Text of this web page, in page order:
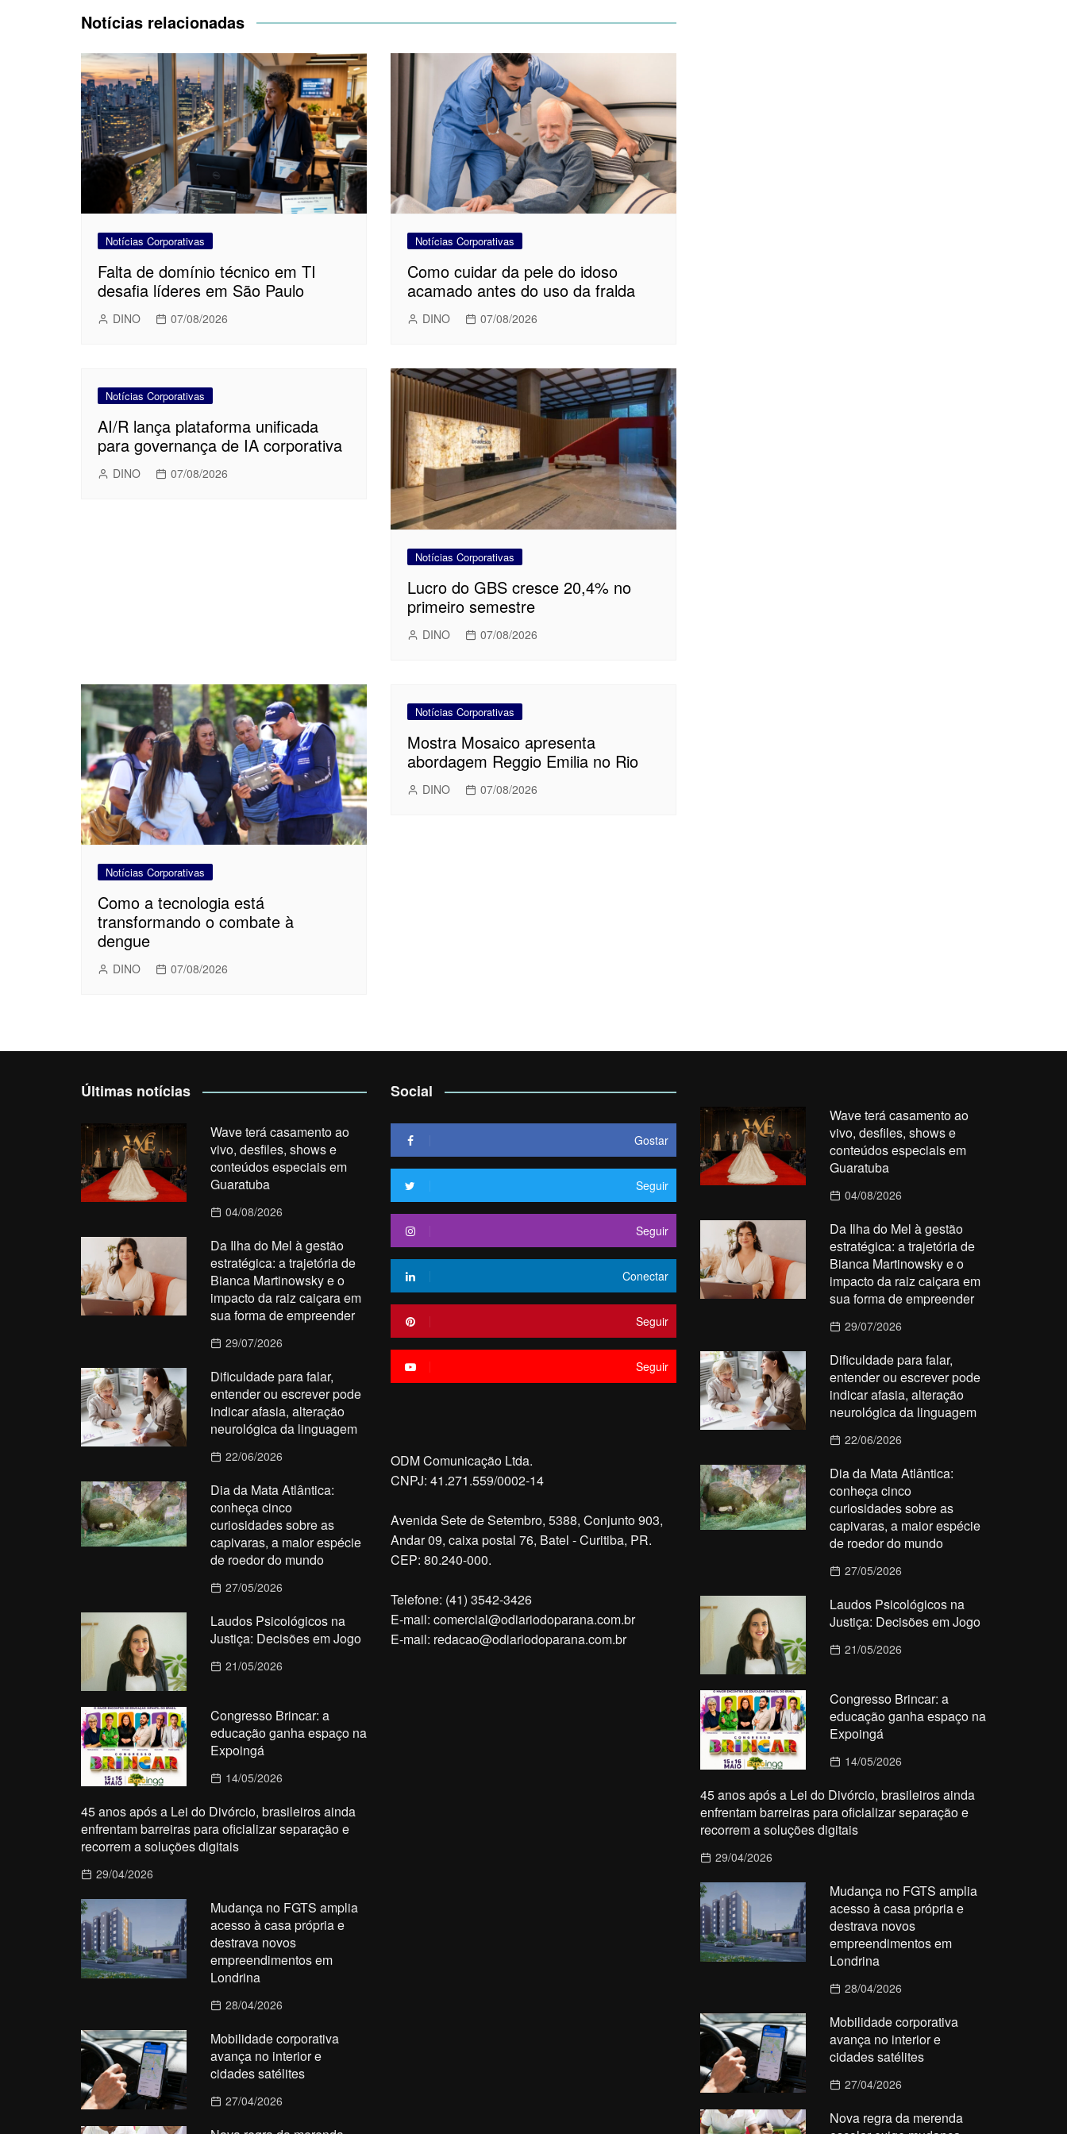
Post
Notícias relacionadas
Notícias Corporativas
Falta de domínio técnico em TI
desafia líderes em São Paulo
DINO 07/08/2026
Notícias Corporativas
Como cuidar da pele do idoso
acamado antes do uso da fralda
DINO 07/08/2026
Notícias Corporativas
AI/R lança plataforma unificada
para governança de IA corporativa
DINO 07/08/2026
Notícias Corporativas
Lucro do GBS cresce 20,4% no
primeiro semestre
DINO 07/08/2026
Notícias Corporativas
Como a tecnologia está
transformando o combate à
dengue
DINO 07/08/2026
Notícias Corporativas
Mostra Mosaico apresenta
abordagem Reggio Emilia no Rio
DINO 07/08/2026
Últimas notícias
Wave terá casamento ao
vivo, desfiles, shows e
conteúdos especiais em
Guaratuba
04/08/2026
Da Ilha do Mel à gestão
estratégica: a trajetória de
Bianca Martinowsky e o
impacto da raiz caiçara em
sua forma de empreender
29/07/2026
Dificuldade para falar,
entender ou escrever pode
indicar afasia, alteração
neurológica da linguagem
22/06/2026
Dia da Mata Atlântica:
conheça cinco
curiosidades sobre as
capivaras, a maior espécie
de roedor do mundo
27/05/2026
Laudos Psicológicos na
Justiça: Decisões em Jogo
21/05/2026
Congresso Brincar: a
educação ganha espaço na
Expoingá
14/05/2026
45 anos após a Lei do Divórcio, brasileiros ainda
enfrentam barreiras para oficializar separação e
recorrem a soluções digitais
29/04/2026
Mudança no FGTS amplia
acesso à casa própria e
destrava novos
empreendimentos em
Londrina
28/04/2026
Mobilidade corporativa
avança no interior e
cidades satélites
27/04/2026
Social
Gostar
Seguir
Seguir
Conectar
Seguir
Seguir
ODM Comunicação Ltda.
CNPJ: 41.271.559/0002-14
Avenida Sete de Setembro, 5388, Conjunto 903,
Andar 09, caixa postal 76, Batel - Curitiba, PR.
CEP: 80.240-000.
Telefone: (41) 3542-3426
E-mail: comercial@odiariodoparana.com.br
E-mail: redacao@odiariodoparana.com.br
Wave terá casamento ao
vivo, desfiles, shows e
conteúdos especiais em
Guaratuba
04/08/2026
Da Ilha do Mel à gestão
estratégica: a trajetória de
Bianca Martinowsky e o
impacto da raiz caiçara em
sua forma de empreender
29/07/2026
Dificuldade para falar,
entender ou escrever pode
indicar afasia, alteração
neurológica da linguagem
22/06/2026
Dia da Mata Atlântica:
conheça cinco
curiosidades sobre as
capivaras, a maior espécie
de roedor do mundo
27/05/2026
Laudos Psicológicos na
Justiça: Decisões em Jogo
21/05/2026
Congresso Brincar: a
educação ganha espaço na
Expoingá
14/05/2026
45 anos após a Lei do Divórcio, brasileiros ainda
enfrentam barreiras para oficializar separação e
recorrem a soluções digitais
29/04/2026
Mudança no FGTS amplia
acesso à casa própria e
destrava novos
empreendimentos em
Londrina
28/04/2026
Mobilidade corporativa
avança no interior e
cidades satélites
27/04/2026
Nova regra da merenda